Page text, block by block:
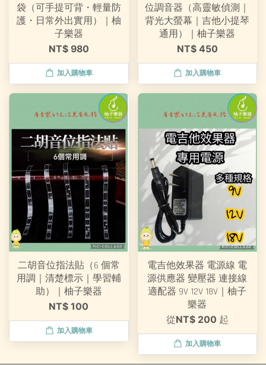
袋（可手提可背・輕量防
護・日常外出實用）｜柚
子樂器
NT$ 980
加入購物車
位調音器（高靈敏偵測｜
背光大螢幕｜吉他小提琴
通用）｜柚子樂器
NT$ 450
加入購物車
二胡音位指法貼（6 個常
用調｜清楚標示｜學習輔
助）｜柚子樂器
NT$ 100
加入購物車
電吉他效果器 電源線 電
源供應器 變壓器 連接線
適配器 9V 12V 18V｜柚子
樂器
從NT$ 200 起
加入購物車